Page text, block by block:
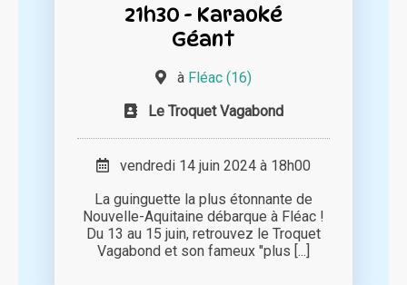
21h30 - Karaoké
Géant
à Fléac (16)
Le Troquet Vagabond
vendredi 14 juin 2024 à 18h00
La guinguette la plus étonnante de
Nouvelle-Aquitaine débarque à Fléac !
Du 13 au 15 juin, retrouvez le Troquet
Vagabond et son fameux "plus [...]